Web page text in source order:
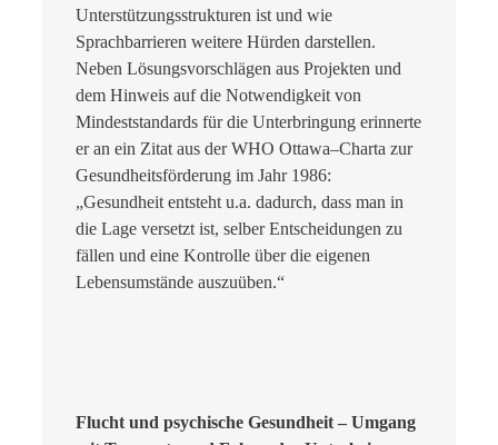
Unterstützungsstrukturen ist und wie
Sprachbarrieren weitere Hürden darstellen.
Neben Lösungsvorschlägen aus Projekten und
dem Hinweis auf die Notwendigkeit von
Mindeststandards für die Unterbringung erinnerte
er an ein Zitat aus der WHO Ottawa–Charta zur
Gesundheitsförderung im Jahr 1986:
„Gesundheit entsteht u.a. dadurch, dass man in
die Lage versetzt ist, selber Entscheidungen zu
fällen und eine Kontrolle über die eigenen
Lebensumstände auszuüben.“
Flucht und psychische Gesundheit – Umgang